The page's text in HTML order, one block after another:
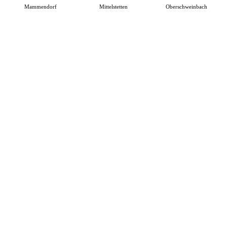
Mammendorf Mittelstetten Oberschweinbach